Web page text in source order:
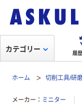
履
カテゴリー
ホーム 切削工具/研
メーカー ミニター